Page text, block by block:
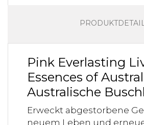
Pink Everlasting
Essences of
Australische
Erweckt abgestorbene
neuem Leben und